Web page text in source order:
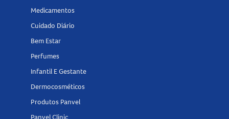
Medicamentos
Cuidado Diário
Bem Estar
Perfumes
Infantil E Gestante
Dermocosméticos
Produtos Panvel
Panvel Clinic